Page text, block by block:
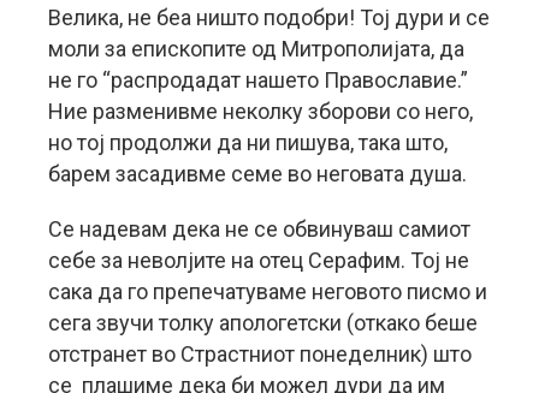
Велика, не беа ништо подобри! Тој дури и се
моли за епископите од Митрополијата, да
не го “распродадат нашето Православие.”
Ние разменивме неколку зборови со него,
но тој продолжи да ни пишува, така што,
барем засадивме семе во неговата душа.
Се надевам дека не се обвинуваш самиот
себе за неволјите на отец Серафим. Тој не
сака да го препечатуваме неговото писмо и
сега звучи толку апологетски (откако беше
отстранет во Страстниот понеделник) што
се плашиме дека би можел дури да им